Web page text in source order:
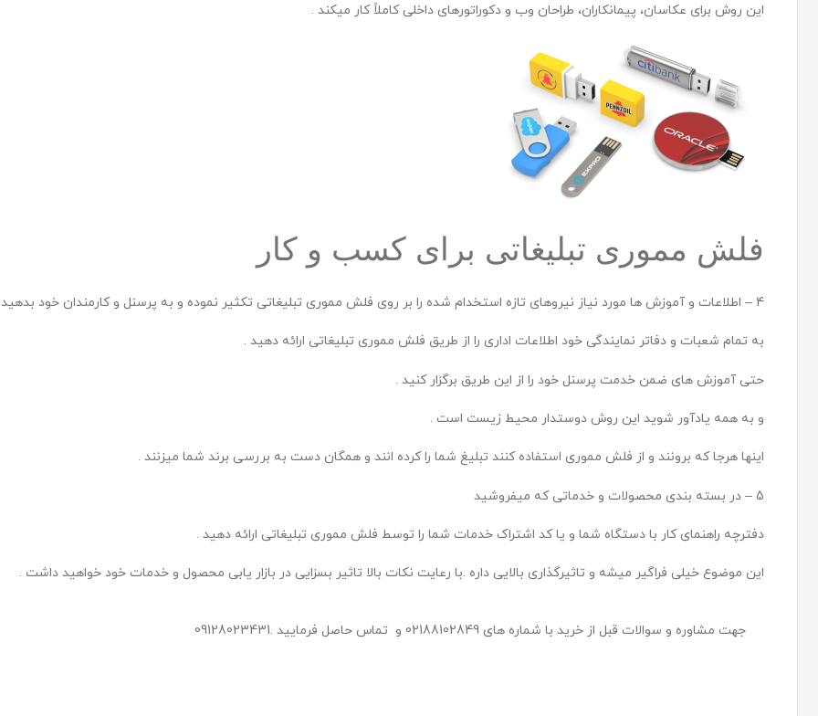
این روش برای عکاسان، پیمانکاران، طراحان وب و دکوراتورهای داخلی کاملاً کار میکند .
فلش مموری تبلیغاتی برای کسب و کار
4 – اطلاعات و آموزش ها مورد نیاز نیروهای تازه استخدام شده را بر روی فلش مموری تبلیغاتی تکثیر نموده و به پرسنل و کارمندان خود بدهید .
به تمام شعبات و دفاتر نمایندگی خود اطلاعات اداری را از طریق فلش مموری تبلیغاتی ارائه دهید .
حتی آموزش های ضمن خدمت پرسنل خود را از این طریق برگزار کنید .
و به همه یادآور شوید این روش دوستدار محیط زیست است .
اینها هرجا که برونند و از فلش مموری استفاده کنند تبلیغ شما را کرده انند و همگان دست به بررسی برند شما میزنند .
5 – در بسته بندی محصولات و خدماتی که میفروشید
دفترچه راهنمای کار با دستگاه شما و یا کد اشتراک خدمات شما را توسط فلش مموری تبلیغاتی ارائه دهید .
این موضوع خیلی فراگیر میشه و تاثیرگذاری بالایی داره .با رعایت نکات بالا تاثیر بسزایی در بازار یابی محصول و خدمات خود خواهید داشت .
جهت مشاوره و سوالات قبل از خرید با شماره های 02188102849 و تماس حاصل فرمایید .09128023431